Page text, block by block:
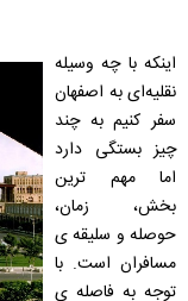
اینکه با چه وسیله
نقلیه‌ای به اصفهان
سفر کنیم به چند
چیز بستگی دارد
اما مهم ترین
بخش، زمان،
حوصله و سلیقه ی
مسافران است. با
توجه به فاصله‌ ی